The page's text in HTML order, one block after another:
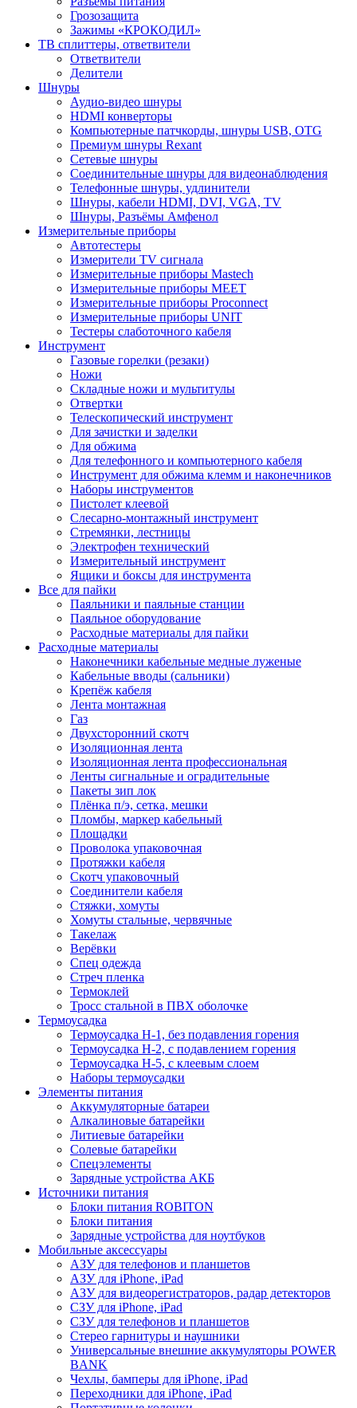
Грозозащита
Зажимы «КРОКОДИЛ»
ТВ сплиттеры, ответвители
Ответвители
Делители
Шнуры
Аудио-видео шнуры
HDMI конверторы
Компьютерные патчкорды, шнуры USB, OTG
Премиум шнуры Rexant
Сетевые шнуры
Соединительные шнуры для видеонаблюдения
Телефонные шнуры, удлинители
Шнуры, кабели HDMI, DVI, VGA, TV
Шнуры, Разъёмы Амфенол
Измерительные приборы
Автотестеры
Измерители TV сигнала
Измерительные приборы Mastech
Измерительные приборы MEET
Измерительные приборы Proconnect
Измерительные приборы UNIT
Тестеры слаботочного кабеля
Инструмент
Газовые горелки (резаки)
Ножи
Складные ножи и мультитулы
Отвертки
Телескопический инструмент
Для зачистки и заделки
Для обжима
Для телефонного и компьютерного кабеля
Инструмент для обжима клемм и наконечников
Наборы инструментов
Пистолет клеевой
Слесарно-монтажный инструмент
Стремянки, лестницы
Электрофен технический
Измерительный инструмент
Ящики и боксы для инструмента
Все для пайки
Паяльники и паяльные станции
Паяльное оборудование
Расходные материалы для пайки
Расходные материалы
Наконечники кабельные медные луженые
Кабельные вводы (сальники)
Крепёж кабеля
Лента монтажная
Газ
Двухсторонний скотч
Изоляционная лента
Изоляционная лента профессиональная
Ленты сигнальные и оградительные
Пакеты зип лок
Плёнка п/э, сетка, мешки
Пломбы, маркер кабельный
Площадки
Проволока упаковочная
Протяжки кабеля
Скотч упаковочный
Соединители кабеля
Стяжки, хомуты
Хомуты стальные, червячные
Такелаж
Верёвки
Спец одежда
Стреч пленка
Термоклей
Тросс стальной в ПВХ оболочке
Термоусадка
Термоусадка H-1, без подавления горения
Термоусадка H-2, с подавлением горения
Термоусадка H-5, с клеевым слоем
Наборы термоусадки
Элементы питания
Аккумуляторные батареи
Алкалиновые батарейки
Литиевые батарейки
Солевые батарейки
Спецэлементы
Зарядные устройства АКБ
Источники питания
Блоки питания ROBITON
Блоки питания
Зарядные устройства для ноутбуков
Мобильные аксессуары
АЗУ для телефонов и планшетов
АЗУ для iPhone, iPad
АЗУ для видеорегистраторов, радар детекторов
СЗУ для iPhone, iPad
СЗУ для телефонов и планшетов
Стерео гарнитуры и наушники
Универсальные внешние аккумуляторы POWER
BANK
Чехлы, бамперы для iPhone, iPad
Переходники для iPhone, iPad